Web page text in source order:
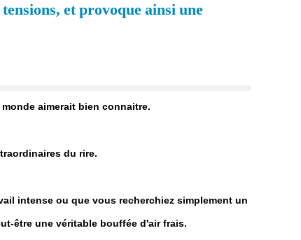
et provoque ainsi une
aimerait bien connaitre.
du rire.
intense ou que vous recherchiez simplement un
être une véritable bouffée d'air frais.